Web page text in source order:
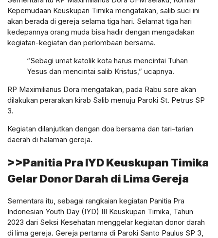
Kepemudaan Keuskupan Timika mengatakan, salib suci ini
akan berada di gereja selama tiga hari. Selamat tiga hari
kedepannya orang muda bisa hadir dengan mengadakan
kegiatan-kegiatan dan perlombaan bersama.
“Sebagi umat katolik kota harus mencintai Tuhan
Yesus dan mencintai salib Kristus,” ucapnya.
RP Maximilianus Dora mengatakan, pada Rabu sore akan
dilakukan perarakan kirab Salib menuju Paroki St. Petrus SP
3.
Kegiatan dilanjutkan dengan doa bersama dan tari-tarian
daerah di halaman gereja.
>>Panitia Pra IYD Keuskupan Timika
Gelar Donor Darah di Lima Gereja
Sementara itu, sebagai rangkaian kegiatan Panitia Pra
Indonesian Youth Day (IYD) III Keuskupan Timika, Tahun
2023 dari Seksi Kesehatan menggelar kegiatan donor darah
di lima gereja. Gereja pertama di Paroki Santo Paulus SP 3,